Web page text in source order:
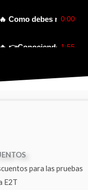
Como debes realizar
0:00
️‍🔥Replicador para NT8 ️‍🔥 1:55
️‍🔥Replicador para NT8 ️‍🔥 🤓📢-
9:11
🔥Como instalar
para las pruebas
E2T